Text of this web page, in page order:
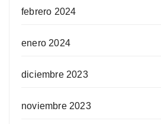
febrero 2024
enero 2024
diciembre 2023
noviembre 2023